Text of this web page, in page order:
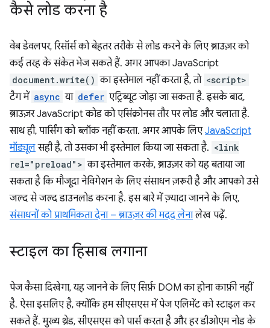
कैसे लोड करना है
वेब डेवलपर, रिसॉर्स को बेहतर तरीके से लोड करने के लिए ब्राउज़र को
कई तरह के संकेत भेज सकते हैं. अगर आपका JavaScript
document.write() का इस्तेमाल नहीं करता है, तो <script>
टैग में async या defer एट्रिब्यूट जोड़ा जा सकता है. इसके बाद,
ब्राउज़र JavaScript कोड को एसिंक्रोनस तौर पर लोड और चलाता है.
साथ ही, पार्सिंग को ब्लॉक नहीं करता. अगर आपके लिएJavaScript
मॉड्यूलसही है, तो उसका भी इस्तेमाल किया जा सकता है. <link
rel="preload"> का इस्तेमाल करके, ब्राउज़र को यह बताया जा
सकता है कि मौजूदा नेविगेशन के लिए संसाधन ज़रूरी है और आपको उसे
जल्द से जल्द डाउनलोड करना है. इस बारे में ज़्यादा जानने के लिए,
संसाधनों को प्राथमिकता देना – ब्राउज़र की मदद लेनालेख पढ़ें.
स्टाइल का हिसाब लगाना
पेज कैसा दिखेगा, यह जानने के लिए सिर्फ़ DOM का होना काफ़ी नहीं
है. ऐसा इसलिए है, क्योंकि हम सीएसएस में पेज एलिमेंट को स्टाइल कर
सकते हैं. मुख्य थ्रेड, सीएसएस को पार्स करता है और हर डीओएम नोड के